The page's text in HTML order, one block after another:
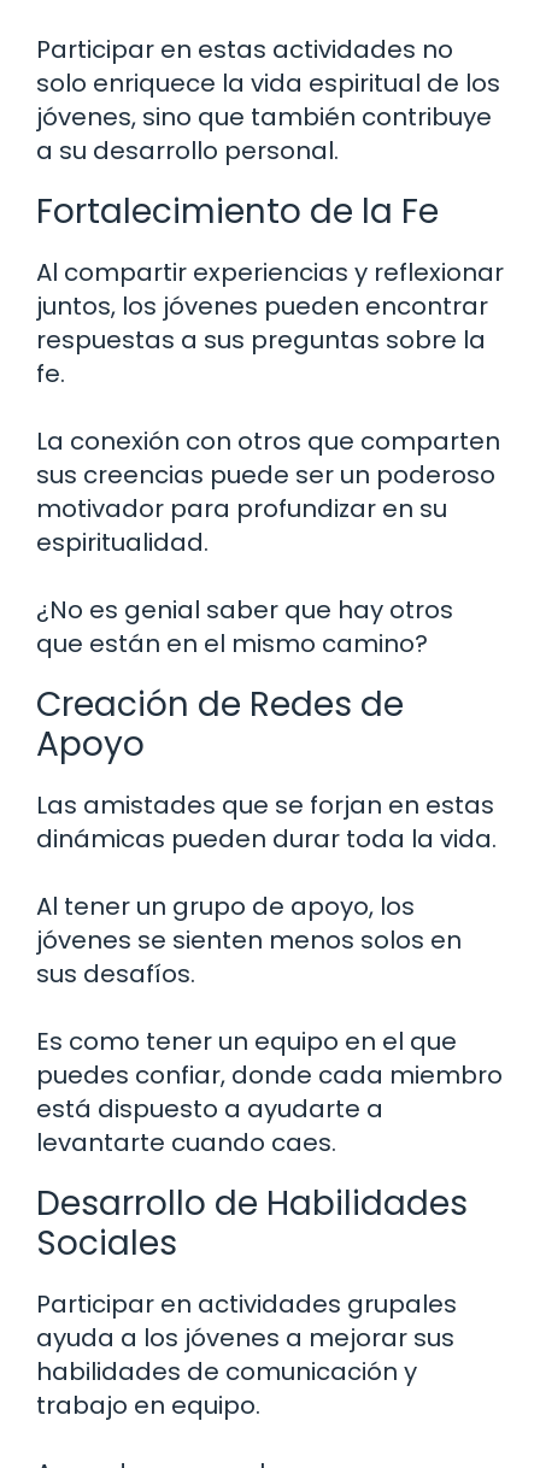
Participar en estas actividades no
solo enriquece la vida espiritual de los
jóvenes, sino que también contribuye
a su desarrollo personal.
Fortalecimiento de la Fe
Al compartir experiencias y reflexionar
juntos, los jóvenes pueden encontrar
respuestas a sus preguntas sobre la
fe.
La conexión con otros que comparten
sus creencias puede ser un poderoso
motivador para profundizar en su
espiritualidad.
¿No es genial saber que hay otros
que están en el mismo camino?
Creación de Redes de
Apoyo
Las amistades que se forjan en estas
dinámicas pueden durar toda la vida.
Al tener un grupo de apoyo, los
jóvenes se sienten menos solos en
sus desafíos.
Es como tener un equipo en el que
puedes confiar, donde cada miembro
está dispuesto a ayudarte a
levantarte cuando caes.
Desarrollo de Habilidades
Sociales
Participar en actividades grupales
ayuda a los jóvenes a mejorar sus
habilidades de comunicación y
trabajo en equipo.